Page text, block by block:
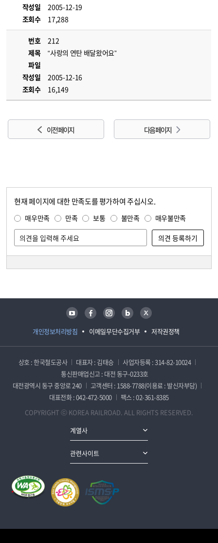
작성일
2005-12-19
조회수
17,288
번호
212
제목
“사랑의 연탄 배달왔어요”
파일
작성일
2005-12-16
조회수
16,149
이전 페이지 다음 페이지
현재 페이지에 대한 만족도를 평가하여 주십시오.
매우만족 만족 보통 불만족 매우불만족
개인정보처리방침 이메일무단수집거부 저작권정책
유튜브 페이스북 인스타그램 블로그 트위터
상호 : 한국철도공사 대표자 : 김태승
사업자등록 : 314-82-10024
통신판매업신고 : 대전 동구-0233호
대전광역시 동구 중앙로 240
고객센터 : 1588-7788(이용료 : 발신자부담)
대표전화 : 042-472-5000
팩스 : 02-361-8385
COPYRIGHT ⓒ KOREA RAILROAD. ALL RIGHTS RESERVED.
계열사
관련사이트